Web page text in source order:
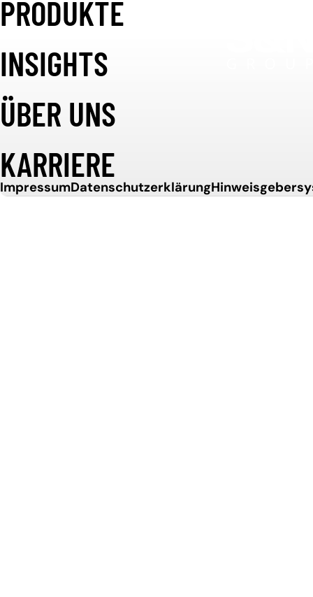
Weiter zum Inhalt
PRODUKTE
INSIGHTS
ÜBER UNS
KARRIERE
ImpressumDatenschutzerklärung
UNSERE
STANDORTE.
IN